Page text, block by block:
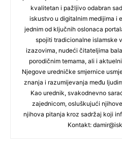
kvalitetan i pažljivo odabran
iskustvo u digitalnim medijima i
jednim od ključnih oslonaca
spojiti tradicionalne islamske
izazovima, nudeći čitateljima
porodičnim temama, ali i
Njegove uredničke smjernice
znanja i razumijevanja među
Kao urednik, svakodnevno
zajednicom, osluškujući
njihova pitanja kroz sadržaj koji
Kontakt: